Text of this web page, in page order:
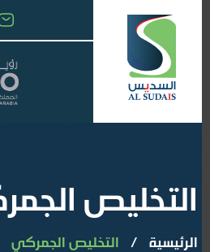
التخليص
الرئيسية / التخليص الجمركي